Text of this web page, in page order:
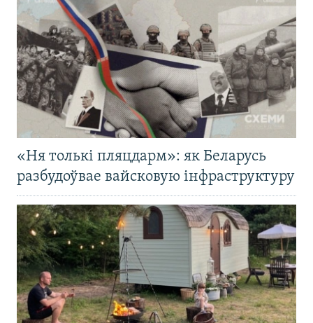
«Ня толькі пляцдарм»: як Беларусь
разбудоўвае вайсковую інфраструктуру